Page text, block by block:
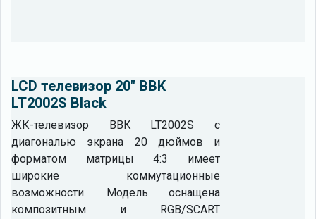
LCD телевизор 20" BBK
LT2002S Black
ЖК-телевизор BBK LT2002S с
диагональю экрана 20 дюймов и
форматом матрицы 4:3 имеет
широкие коммутационные
возможности. Модель оснащена
композитным и RGB/SCART